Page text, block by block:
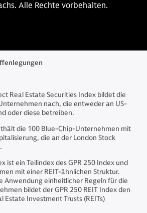
Alle Rechte vorbehalten.
Real Estate Securities Index bildet die
nach, die entweder an US-
oder diese betreiben.
die 100 Blue-Chip-Unternehmen mit
die an der London Stock
ist ein Teilindex des GPR 250 Index und
mit einer REIT-ähnlichen Struktur.
Anwendung einheitlicher Regeln für die
bildet der GPR 250 REIT Index den
Estate Investment Trusts (REITs)